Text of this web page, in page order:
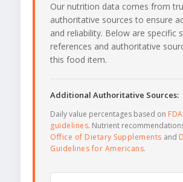
Our nutrition data comes from
authoritative sources to ensure
and reliability. Below are specific
references and authoritative
this food item.
Additional Authoritative Sources:
Daily value percentages based on FDA
guidelines. Nutrient
Office of Dietary Supplements and
Guidelines for Americans.